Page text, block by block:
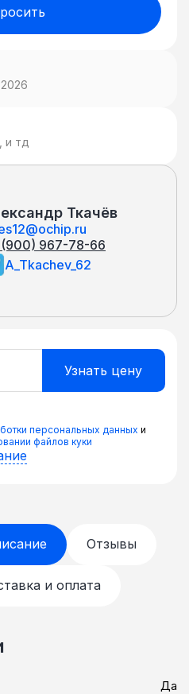
и тд
Ткачёв
967-78-66
A_Tkachev_62
персональных данных и
файлов куки
Отзывы
и оплата
Да